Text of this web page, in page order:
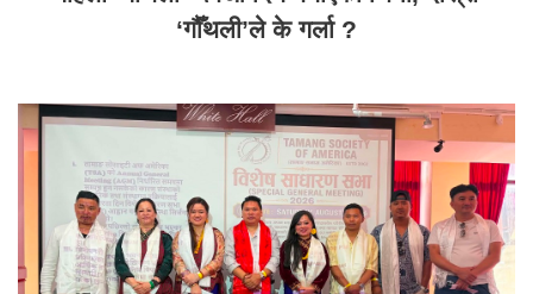
‘गौँथली’ले के गर्ला ?